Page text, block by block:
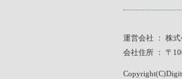
運営会社 ： 株
会社住所 ： 〒